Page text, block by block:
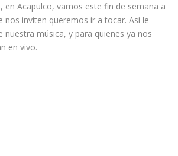
en Acapulco, vamos este fin de semana a
nos inviten queremos ir a tocar. Así le
música, y para quienes ya nos
en vivo.